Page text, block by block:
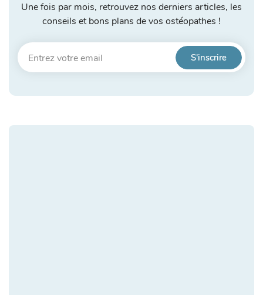
Une fois par mois, retrouvez nos derniers articles, les
conseils et bons plans de vos ostéopathes !